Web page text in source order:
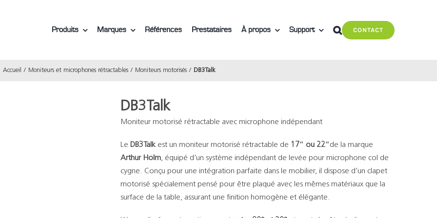
Produits Marques Références Prestataires À propos Support CONTACT
Accueil Moniteurs et microphones rétractables Moniteurs motorisés DB3Talk
DB3Talk
Moniteur motorisé rétractable avec microphone indépendant
LeDB3Talkest un moniteur motorisé rétractable de 17″ ou 22″de la marque
Arthur Holm, équipé d’un système indépendant de levée pour microphone col de
cygne. Conçu pour une intégration parfaite dans le mobilier, il dispose d’un clapet
motorisé spécialement pensé pour être plaqué avec les mêmes matériaux que la
surface de la table, assurant une finition homogène et élégante.